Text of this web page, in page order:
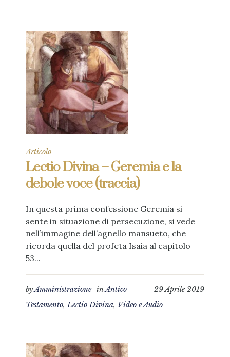
Articolo
Lectio Divina – Geremia e la
debole voce (traccia)
In questa prima confessione Geremia si
sente in situazione di persecuzione, si vede
nell’immagine dell’agnello mansueto, che
ricorda quella del profeta Isaia al capitolo
53...
29 Aprile 2019
byAmministrazione inAntico
Testamento,Lectio Divina, Video e Audio